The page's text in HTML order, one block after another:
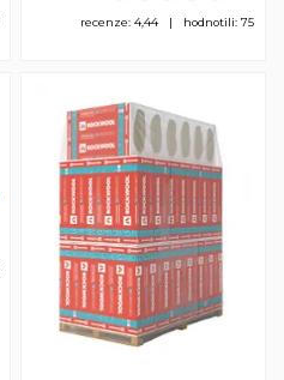
recenze: 4,44 | hodnotili: 75